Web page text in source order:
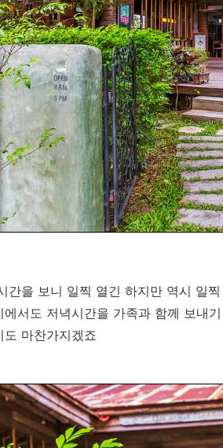
간을 보니 일찍 열긴 하지만 역시 일
에서도 저녁시간을 가족과 함께 보내
도 마찬가지겠죠